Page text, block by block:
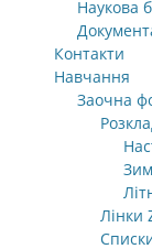
Наукова
Контакти
Навчання
Заочна
Лінки